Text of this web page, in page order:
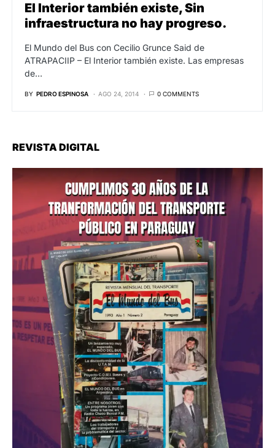
El Interior también existe, Sin
infraestructura no hay progreso.
El Mundo del Bus con Cecilio Grunce Said de
ATRAPACIIP – El Interior también existe. Las empresas
de…
BY PEDRO ESPINOSA AGO 24, 2014 0 COMMENTS
REVISTA DIGITAL